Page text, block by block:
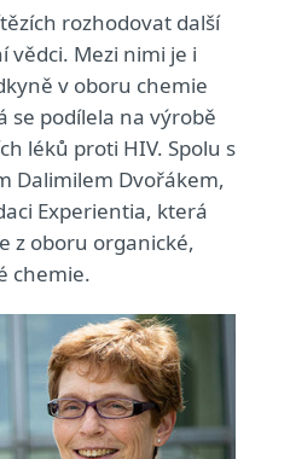
rozhodovat další
Mezi nimi je i
v oboru chemie
se podílela na výrobě
léků proti HIV. Spolu s
Dalimilem Dvořákem,
Experientia, která
z oboru organické,
chemie.